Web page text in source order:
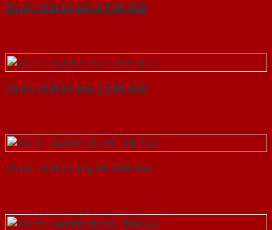
Tủ nội thất kệ bếp 8-TKB-SGD
Tủ nội thất kệ bếp 7-TKB-SGD
Tủ nội thất kệ bếp 69-TKB-SGD